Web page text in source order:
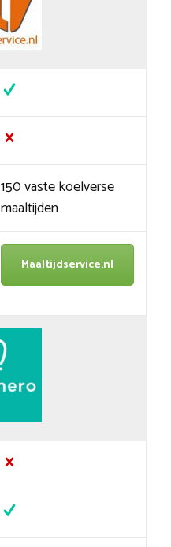
150 vaste koelverse
maaltijden
Maaltijdservice.nl